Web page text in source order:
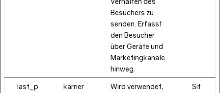
Besuchers zu
senden. Erfasst
den Besucher
über Geräte und
Marketingkanäle
hinweg.
last_p
karrier
Wird verwendet,
Sit